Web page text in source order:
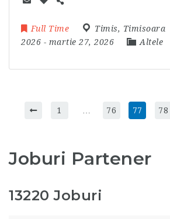
Full Time Timis, Timisoara
2026 - martie 27, 2026 Altele
1 76 77 78
Joburi Partener
13220 Joburi